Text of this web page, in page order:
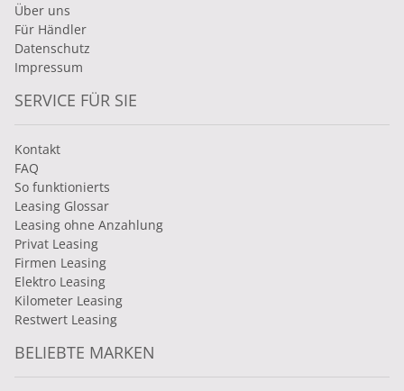
Über uns
Für Händler
Datenschutz
Impressum
SERVICE FÜR SIE
Kontakt
FAQ
So funktionierts
Leasing Glossar
Leasing ohne Anzahlung
Privat Leasing
Firmen Leasing
Elektro Leasing
Kilometer Leasing
Restwert Leasing
BELIEBTE MARKEN